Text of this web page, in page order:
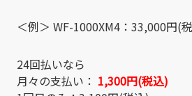
＜例＞ WF-1000XM4：33,000円(
24回払いなら
月々の支払い： 1,300円(税込)